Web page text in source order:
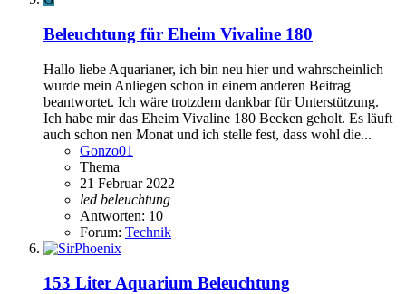
Beleuchtung für Eheim Vivaline 180
Hallo liebe Aquarianer, ich bin neu hier und wahrscheinlich
wurde mein Anliegen schon in einem anderen Beitrag
beantwortet. Ich wäre trotzdem dankbar für Unterstützung.
Ich habe mir das Eheim Vivaline 180 Becken geholt. Es läuft
auch schon nen Monat und ich stelle fest, dass wohl die...
Gonzo01
Thema
21 Februar 2022
led beleuchtung
Antworten: 10
Forum: Technik
153 Liter Aquarium Beleuchtung